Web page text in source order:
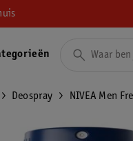
Deospray NIVEA Men